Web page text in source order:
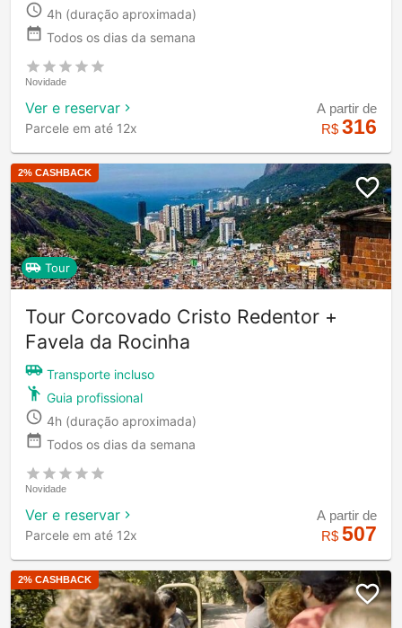
4h (duração aproximada)
Todos os dias da semana
Novidade
Ver e reservar
Parcele em até 12x
A partir de
R$ 316
2% CASHBACK
Tour
Tour Corcovado Cristo Redentor +
Favela da Rocinha
Transporte incluso
Guia profissional
4h (duração aproximada)
Todos os dias da semana
Novidade
Ver e reservar
Parcele em até 12x
A partir de
R$ 507
2% CASHBACK